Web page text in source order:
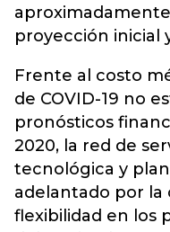
proyección inicial
Frente al costo
de COVID-19 no
pronósticos
2020, la red de
tecnológica y
adelantado por la
flexibilidad en los